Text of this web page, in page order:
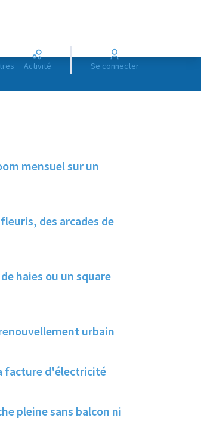
Activité Se connecter
mensuel sur un
des arcades de
haies ou un square
renouvellement urbain
facture d'électricité
pleine sans balcon ni